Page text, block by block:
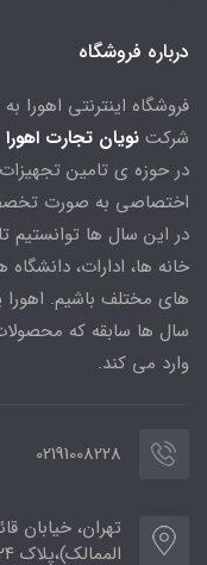
درباره فروشگاه
فروشگاه اینترنتی اهورا
شرکت نویان تجارت اهورا
در حوزه ی تامین
اختصاصی به صورت
در این سال ها توانستیم
خانه ها، ادارات،
های مختلف باشیم.
سال ها سابقه که
وارد می کند.
02191008228
تهران، خیابان
الممالک)،پلاک ۲۴،طبقه۲،واحد ۱۲